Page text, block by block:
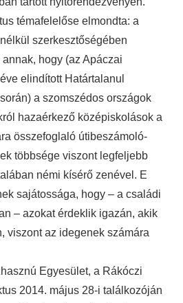
témafelelőse elmondta: a
szerkesztőségében
hogy (az Apáczai
elindított Határtalanul
a szomszédos országok
hazaérkező középiskolások a
összefoglaló útibeszámoló-
többsége viszont legfeljebb
némi kísérő zenével. E
sajátossága, hogy – a családi
– azokat érdeklik igazán, akik
viszont az idegenek számára
Egyesület, a Rákóczi
2014. május 28-i találkozóján